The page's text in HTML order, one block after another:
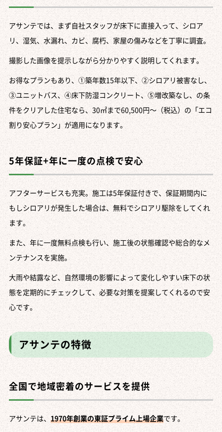
アサンテでは、まず自社スタッフが床下に直接入って、シロア
リ、湿気、水漏れ、カビ、腐朽、家屋の傷みなどを丁寧に調査。
撮影した画像を提示しながら分かりやすく説明してくれます。
お得なプランもあり、①築年数15年以下、②シロアリ被害なし、
③ユニットバス、④床下防湿コンクリート、⑤増改築なし、の条
件をクリアした住宅なら、30㎡まで60,500円～（税込）の「エコ
割り安心プラン」が適用になります。
5年保証+年に一度の点検で安心
アフターサービスも充実。施工は5年保証付きで、保証期間内に
もしシロアリが発生した場合は、無料でシロアリ駆除をしてくれ
ます。
また、年に一度無料点検も行い、施工後の状態確認や総合的なメ
ンテナンスを実施。
大雨や結露など、自然環境の影響によって変化しやすい床下の状
態を定期的にチェックして、必要な対策を提案してくれるので安
心です。
アサンテの特徴
全国で地域密着のサービスを提供
アサンテは、 1970年創業の東証プライム上場企業です。